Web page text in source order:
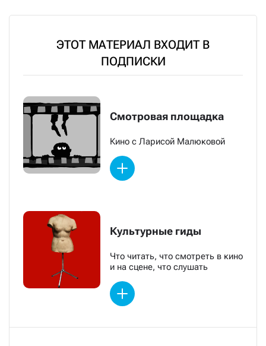
ЭТОТ МАТЕРИАЛ ВХОДИТ В
ПОДПИСКИ
Смотровая площадка
Кино с Ларисой Малюковой
Культурные гиды
Что читать, что смотреть в кино
и на сцене, что слушать